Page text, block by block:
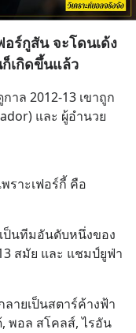
อร์กูสัน จะโดนเด้ง
เกิดขึ้นแล้ว
าล 2012-13 เขาถูก
และ ผู้อำนวย
ราะเฟอร์กี้ คือ
ป็นทีมอันดับหนึ่งของ
สมัย และ แชมป์ยูฟ่า
ายเป็นสตาร์ค้างฟ้า
พอล สโคลส์, ไรอัน